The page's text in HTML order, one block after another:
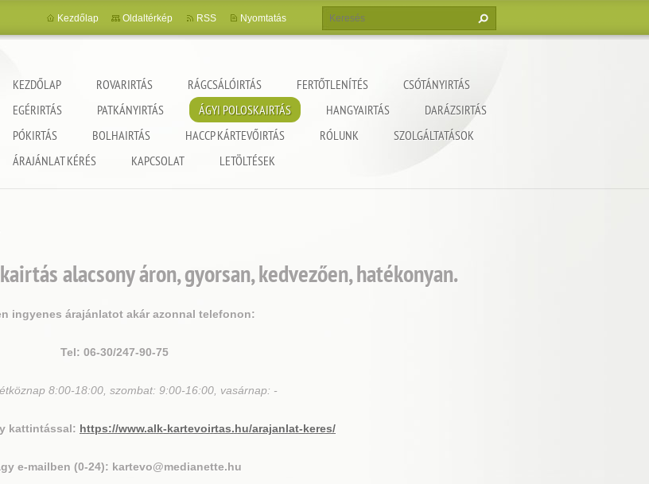
KEZDŐLAP ROVARIRTÁS RÁGCSÁLÓIRTÁS FERTŐTLENÍTÉS
CSÓTÁNYIRTÁS
EGÉRIRTÁS
PATKÁNYIRTÁS ÁGYI POLOSKAIRTÁS HANGYAIRTÁS
DARÁZSIRTÁS
PÓKIRTÁS
BOLHAIRTÁS HACCP KÁRTEVŐIRTÁS RÓLUNK
SZOLGÁLTATÁSOK
ÁRAJÁNLAT KÉRÉS
KAPCSOLAT LETÖLTÉSEK
Kezdőlap Oldaltérkép RSS Nyomtatás
alacsony áron, gyorsan, kedvezően, hatékonyan.
ingyenes árajánlatot akár azonnal telefonon:
Tel: 06-30/247-90-75
8:00-18:00, szombat: 9:00-16:00, vasárnap: -
kattintással: https://www.alk-kartevoirtas.hu/arajanlat-keres/
e-mailben (0-24): kartevo@medianette.hu